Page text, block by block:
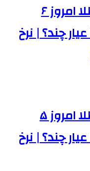
جدیدترین قیمت سکه و طلا امروز ۶
فروردین ؛ هر گرم طلای ۱۸ عیار چند؟ | نرخ
جدیدترین قیمت سکه و طلا امروز ۵
فروردین ؛ هر گرم طلای ۱۸ عیار چند؟ | نرخ